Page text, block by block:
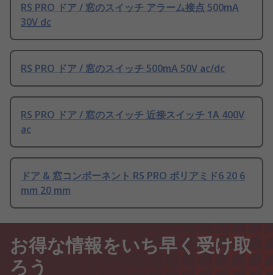
RS PRO ドア / 窓のスイッチ アラーム接点 500mA
30V dc
RS PRO ドア / 窓のスイッチ 500mA 50V ac/dc
RS PRO ドア / 窓のスイッチ 近接スイッチ 1A 400V
ac
ドア & 窓コンポーネント RS PRO ポリアミド6 20 6
mm 20 mm
お得な情報をいち早く受け取
ろう